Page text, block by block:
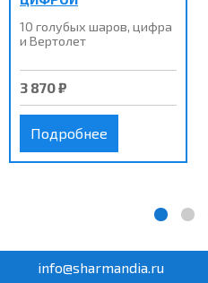
10 голубых шаров, цифра
и Вертолет
3 870 ₽
Подробнее
info@sharmandia.ru